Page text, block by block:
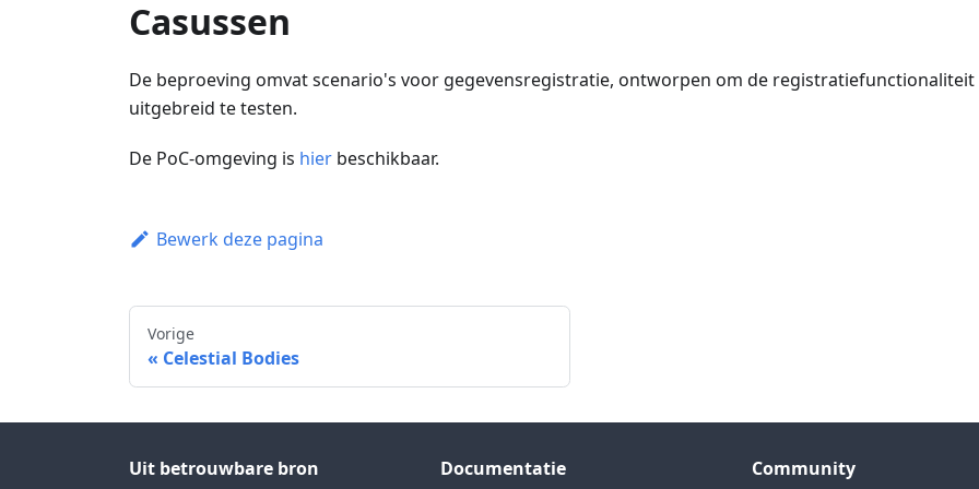
Casussen
De beproeving omvat scenario's voor gegevensregistratie, ontworpen om de registratiefunctionaliteit
uitgebreid te testen.
De PoC-omgeving is hier beschikbaar.
Bewerk deze pagina
Vorige
Celestial Bodies
Uit betrouwbare bron Documentatie Community